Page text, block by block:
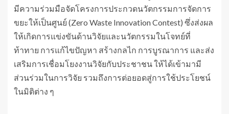
มีความร่วมมือจัดโครงการประกวดนวัตกรรมการจัดการ
ขยะให้เป็นศูนย์ (Zero Waste Innovation Contest) ซึ่งส่งผล
ให้เกิดการแข่งขันด้านวิจัยและนวัตกรรมในโจทย์ที่
ท้าทาย การแก้ไขปัญหา สร้างกลไก การบูรณาการ และส่ง
เสริมการเชื่อมโยงงานวิจัยกับประชาชน ให้ได้เข้ามามี
ส่วนร่วมในการวิจัย รวมถึงการต่อยอดสู่การใช้ประโยชน์
ในมิติต่าง ๆ